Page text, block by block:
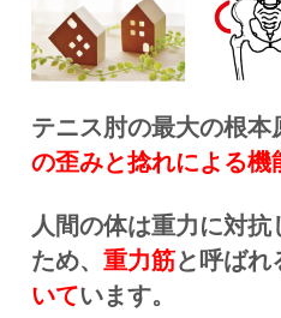
テニス肘の最大の根本
の歪みと捻れによる機
人間の体は重力に対
ため、 重力筋と呼ばれ
いています。